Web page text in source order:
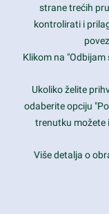
1600 Amphitheatre
Daily: 9:00 am - 6:00
Sunday: Closed
Copyright 2017
strane trećih
kontrolirati i
Klikom na "Odbijam
Ukoliko želite
odaberite opciju
trenutku možete
Više detalja o